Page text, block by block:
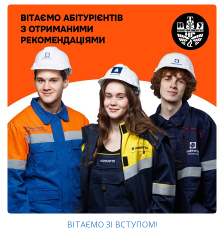
ВІТАЄМО ЗІ ВСТУПОМ!